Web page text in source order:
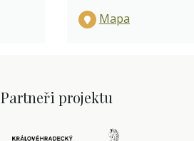
Mapa
Partneři projektu